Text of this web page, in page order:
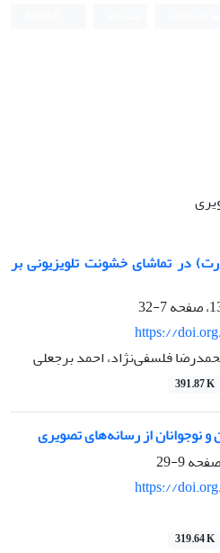
در تماشای خشونت تلویزیونی بر
7-32
https://
فلسفی‌نژاد، احمد برجعلی
391.87 K
و نوجوانان از رسانه‌های تصویری
9-29
https://
319.64 K